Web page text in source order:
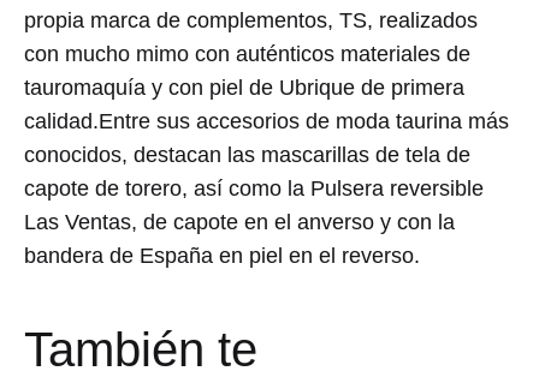
propia marca de complementos, TS, realizados
con mucho mimo con auténticos materiales de
tauromaquía y con piel de Ubrique de primera
calidad.Entre sus accesorios de moda taurina más
conocidos, destacan las mascarillas de tela de
capote de torero, así como la Pulsera reversible
Las Ventas, de capote en el anverso y con la
bandera de España en piel en el reverso.
También te